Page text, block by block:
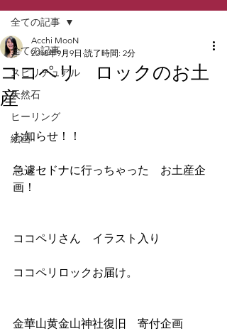
全ての記事
スピリチュアル
天然石
ヒーリング
絵画
全ての記事
ココペリ ロックのお土
産
Acchi MooN
2018年9月9日 読了時間: 2分
お知らせ！！
急遽セドナに行っちゃった　お土産企
画！
ココペリさん　イラスト入り
ココペリロックお届け。
金華山黄金山神社復旧　寄付企画